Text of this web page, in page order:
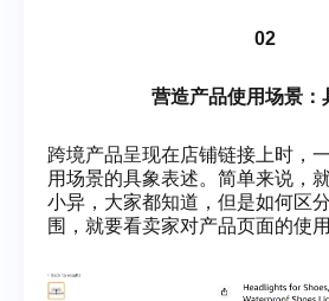
02
营造产品使用场景：
跨境产品呈现在店铺链接上时，
用场景的具象表述。简单来说，
小异，大家都知道，但是如何区
围，就要看卖家对产品页面的使